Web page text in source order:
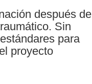
después de
Sin
para
proyecto